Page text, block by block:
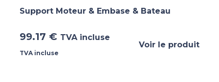
Support Moteur & Embase & Bateau
99.17 € TVA incluse
TVA incluse
Voir le produit